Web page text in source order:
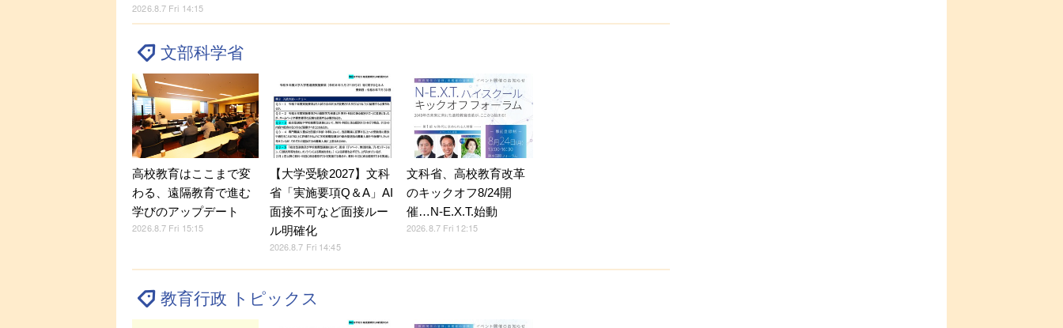
2026.8.7 Fri 14:15
文部科学省
高校教育はここまで変
わる、遠隔教育で進む
学びのアップデート
2026.8.7 Fri 15:15
【大学受験2027】文科
省「実施要項Q＆A」AI
面接不可など面接ルー
ル明確化
2026.8.7 Fri 14:45
文科省、高校教育改革
のキックオフ8/24開
催…N-E.X.T.始動
2026.8.7 Fri 12:15
教育行政 トピックス